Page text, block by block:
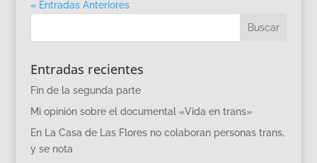
« Entradas Anteriores
Entradas recientes
Fin de la segunda parte
Mi opinión sobre el documental «Vida en trans»
En La Casa de Las Flores no colaboran personas trans,
y se nota